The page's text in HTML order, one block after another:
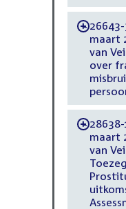
-
maart
van
over
-
maart
van